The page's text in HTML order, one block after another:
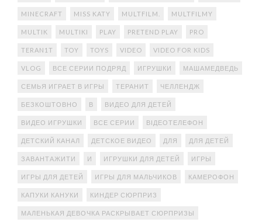
MINECRAFT MISS KATY MULTFILM. MULTFILMY
MULTIK MULTIKI PLAY PRETEND PLAY PRO
TERAN1T TOY TOYS VIDEO VIDEO FOR KIDS
VLOG ВСЕ СЕРИИ ПОДРЯД ИГРУШКИ МАШАМЕДВЕДЬ
СЕМЬЯ ИГРАЕТ В ИГРЫ ТЕРАНИТ ЧЕЛЛЕНДЖ
БЕЗКОШТОВНО В ВИДЕО ДЛЯ ДЕТЕЙ
ВИДЕО ИГРУШКИ ВСЕ СЕРИИ ВІДЕОТЕЛЕФОН
ДЕТСКИЙ КАНАЛ ДЕТСКОЕ ВИДЕО ДЛЯ ДЛЯ ДЕТЕЙ
ЗАВАНТАЖИТИ И ИГРУШКИ ДЛЯ ДЕТЕЙ ИГРЫ
ИГРЫ ДЛЯ ДЕТЕЙ ИГРЫ ДЛЯ МАЛЬЧИКОВ КАМЕРОФОН
КАПУКИ КАНУКИ КИНДЕР СЮРПРИЗ
МАЛЕНЬКАЯ ДЕВОЧКА РАСКРЫВАЕТ СЮРПРИЗЫ